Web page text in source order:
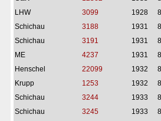
LHW
3099 1928
Schichau
3188 1931
Schichau
3191 1931
ME
4237 1931
Henschel
22099 1932
Krupp
1253 1932
Schichau
3244 1933
Schichau
3245 1933